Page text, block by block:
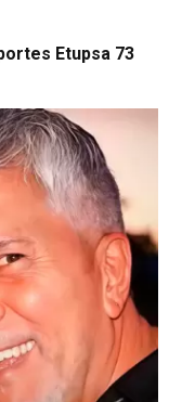
Etupsa 73